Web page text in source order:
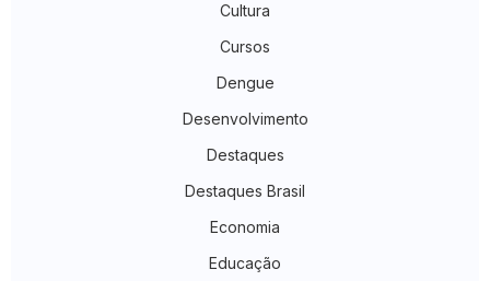
Cultura
Cursos
Dengue
Desenvolvimento
Destaques
Destaques Brasil
Economia
Educação